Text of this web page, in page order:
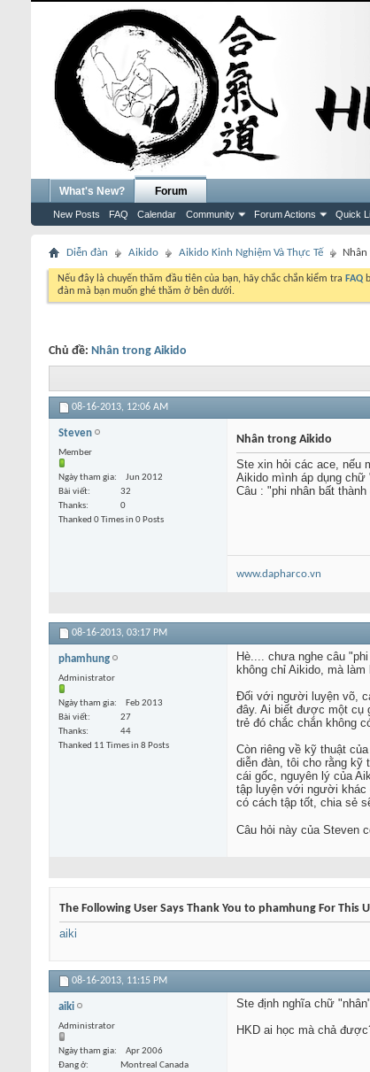
What's New? Forum
New Posts FAQ Calendar Community Forum Actions Quick
Diễn đàn Aikido Aikido Kinh Nghiệm Và Thực Tế
Nếu đây là chuyến thăm đầu tiên của bạn, hãy chắc chắn kiểm tra FAQ
đàn mà bạn muốn ghé thăm ở bên dưới.
Chủ đề: Nhân trong Aikido
08-16-2013, 12:06 AM
Steven
Member
Ngày tham gia
Jun 2012
Bài viết
32
Thanks
0
Thanked 0 Times in 0 Posts
Nhân trong Aikido
Ste xin hỏi các ace, nếu
Aikido mình áp dụng
Câu : "phi nhân bất
www.dapharco.vn
08-16-2013, 03:17 PM
phamhung
Administrator
Ngày tham gia
Feb 2013
Bài viết
27
Thanks
44
Thanked 11 Times in 8 Posts
Hè.... chưa nghe câu
không chỉ Aikido, mà
Đối với người luyện võ,
đây. Ai biết được một cụ
trẻ đó chắc chắn không
Còn riêng về kỹ thuật
diễn đàn, tôi cho rằng kỹ
cái gốc, nguyên lý của
tập luyện với người khác
có cách tập tốt, chia sẻ
Câu hỏi này của Steven
The Following User Says Thank You to phamhung For This
aiki
08-16-2013, 11:15 PM
aiki
Administrator
Ngày tham gia
Apr 2006
Đang ở
Montreal Canada
Ste định nghĩa chữ
HKD ai học mà chả